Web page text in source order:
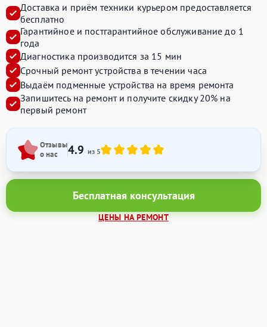
Доставка и приём техники курьером предоставляется
бесплатно
Гарантийное и постгарантийное обслуживание до 1
года
Диагностика производится за 15 мин
Срочный ремонт устройства в течении часа
Выдаём подменные устройства на время ремонта
Запишитесь на ремонт и получите скидку 20% на
первый ремонт
Отзывы
о нас
4.9 из 5
Бесплатная консультация
ЦЕНЫ НА РЕМОНТ